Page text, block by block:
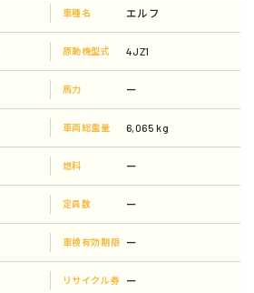
車種名 エルフ
原動機型式 4JZ1
馬力 ー
車両総重量 6,065 kg
燃料 ー
定員数 ー
車検有効期限 ー
リサイクル券 ー